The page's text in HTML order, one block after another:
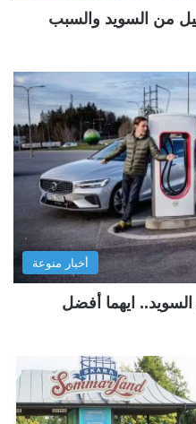
من السويد والسبب
أخبار منوعة
ايهما أفضل